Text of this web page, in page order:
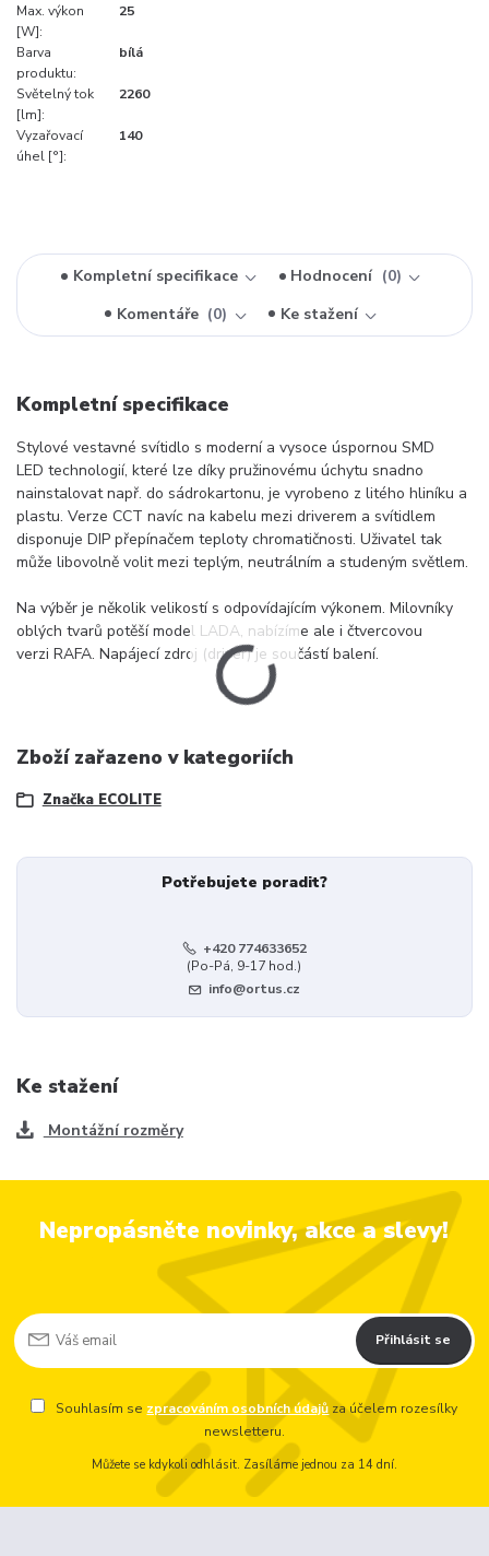
Max. výkon
[W]:
25
Barva
produktu:
bílá
Světelný tok
[lm]:
2260
Vyzařovací
úhel [°]:
140
Kompletní specifikace Hodnocení
0
Komentáře
0 Ke stažení
Kompletní specifikace
Stylové vestavné svítidlo s moderní a vysoce úspornou SMD
LED technologií, které lze díky pružinovému úchytu snadno
nainstalovat např. do sádrokartonu, je vyrobeno z litého hliníku a
plastu. Verze CCT navíc na kabelu mezi driverem a svítidlem
disponuje DIP přepínačem teploty chromatičnosti. Uživatel tak
může libovolně volit mezi teplým, neutrálním a studeným světlem.
Na výběr je několik velikostí s odpovídajícím výkonem. Milovníky
oblých tvarů potěší model LADA, nabízíme ale i čtvercovou
verzi RAFA. Napájecí zdroj (driver) je součástí balení.
Zboží zařazeno v kategoriích
Značka ECOLITE
Potřebujete poradit?
+420 774633652
(Po-Pá, 9-17 hod.)
info@ortus.cz
Ke stažení
Montážní rozměry
Nepropásněte novinky, akce a slevy!
Přihlásit se
Souhlasím se zpracováním osobních údajů za účelem rozesílky
newsletteru.
Můžete se kdykoli odhlásit. Zasíláme jednou za 14 dní.